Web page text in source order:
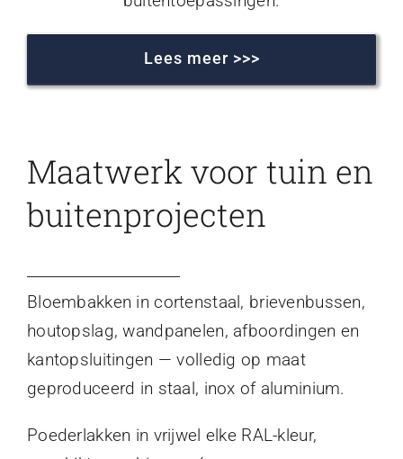
Lees meer >>>
Maatwerk voor tuin en
buitenprojecten
Bloembakken in cortenstaal, brievenbussen,
houtopslag, wandpanelen, afboordingen en
kantopsluitingen — volledig op maat
geproduceerd in staal, inox of aluminium.
Poederlakken in vrijwel elke RAL-kleur,